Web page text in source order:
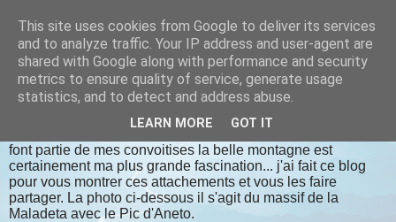
randomilpas
Je m'appelle Jean Pierre, je vis en Dordogne. J'aime la
randonnée, les lieux insolites, les contrées oubliées, les
endroits bien authentiques qui respectent dame nature avec
font partie de mes convoitises la belle montagne est
certainement ma plus grande fascination... j'ai fait ce blog
pour vous montrer ces attachements et vous les faire
partager. La photo ci-dessous il s'agit du massif de la
Maladeta avec le Pic d'Aneto.
This site uses cookies from Google to deliver its services
and to analyze traffic. Your IP address and user-agent are
shared with Google along with performance and security
metrics to ensure quality of service, generate usage
statistics, and to detect and address abuse.
LEARN MORE GOT IT